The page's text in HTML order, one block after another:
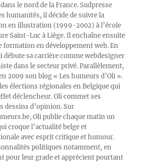
le nord de la France. Sudpresse
humanités, il décide de suivre la
en illustration (1999-2002) à l’école
Saint-Luc à Liège. Il enchaîne ensuite
formation en développement web. En
débute sa carrière comme webdesigner
dans le secteur privé. Parallèlement,
2009 son blog « Les humeurs d’Oli ».
élections régionales en Belgique qui
déclencheur. Oli commet ses
dessins d’opinion. Sur
Oli publie chaque matin un
croque l’actualité belge et
avec esprit critique et humour.
politiques notamment, en
pour leur grade et apprécient pourtant